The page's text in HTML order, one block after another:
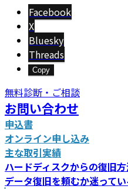
Facebook
X
Bluesky
Threads
Copy
無料診断・ご相談
お問い合わせ
申込書
オンライン申し込み
主な取引実績
ハードディスクからの復旧方
データ復旧を頼むか迷って